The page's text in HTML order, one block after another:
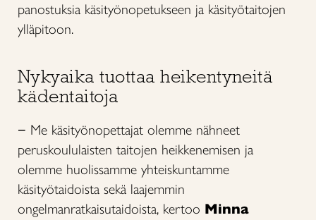
panostuksia käsityönopetukseen ja käsityötaitojen
ylläpitoon.
Nykyaika tuottaa heikentyneitä
kädentaitoja
− Me käsityönopettajat olemme nähneet
peruskoululaisten taitojen heikkenemisen ja
olemme huolissamme yhteiskuntamme
käsityötaidoista sekä laajemmin
ongelmanratkaisutaidoista, kertoo Minna